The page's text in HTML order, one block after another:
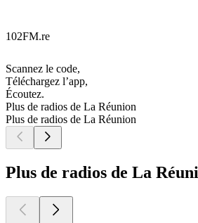
102FM.re
Scannez le code,
Téléchargez l’app,
Écoutez.
Plus de radios de La Réunion
Plus de radios de La Réunion
Plus de radios de La